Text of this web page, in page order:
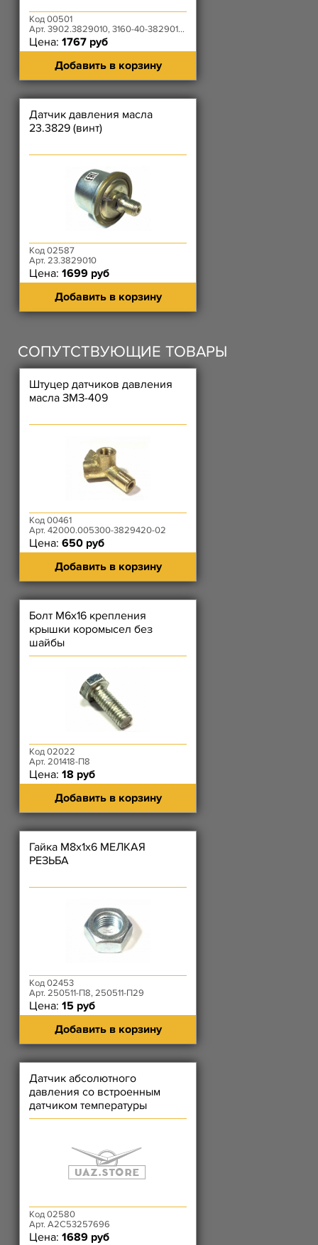
Код 00501
Арт. 3902.3829010, 3160-40-3829010-95
Цена: 1767 руб
Добавить в корзину
Датчик давления масла
23.3829 (винт)
Код 02587
Арт. 23.3829010
Цена: 1699 руб
Добавить в корзину
СОПУТСТВУЮЩИЕ ТОВАРЫ
Штуцер датчиков давления
масла ЗМЗ-409
Код 00461
Арт. 42000.005300-3829420-02
Цена: 650 руб
Добавить в корзину
Болт М6х16 крепления
крышки коромысел без
шайбы
Код 02022
Арт. 201418-П8
Цена: 18 руб
Добавить в корзину
Гайка М8х1х6 МЕЛКАЯ
РЕЗЬБА
Код 02453
Арт. 250511-П8, 250511-П29
Цена: 15 руб
Добавить в корзину
Датчик абсолютного
давления со встроенным
датчиком температуры
Siemens
Код 02580
Арт. А2С53257696
Цена: 1689 руб